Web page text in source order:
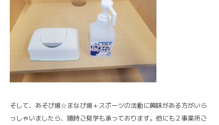
そして、あそび場☆まなび場＋スポーツの活動に興味がある方がいら
っしゃいましたら、随時ご見学も承っております。他にも２事業所ご